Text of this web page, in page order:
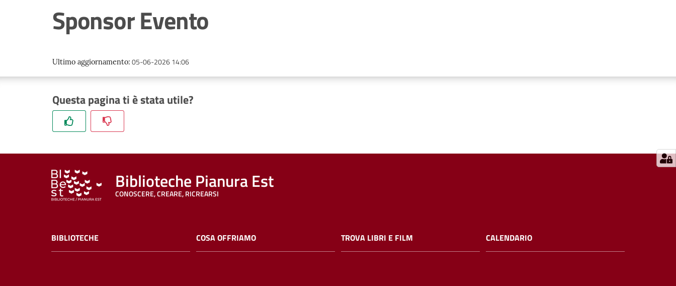
Sponsor Evento
Ultimo aggiornamento: 05-06-2026 14:06
Questa pagina ti è stata utile?
Biblioteche Pianura Est
CONOSCERE, CREARE, RICREARSI
BIBLIOTECHE COSA OFFRIAMO TROVA LIBRI E FILM CALENDARIO